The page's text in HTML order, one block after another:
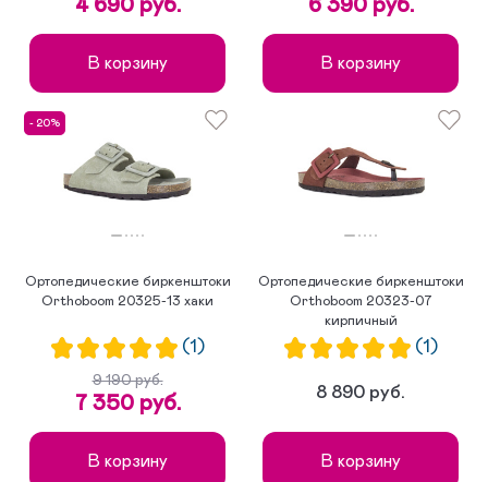
4 690 руб.
В корзину
6 390 руб.
В корзину
- 20%
Ортопедические биркенштоки
Orthoboom 20325-13 хаки
(1)
9 190 руб.
7 350 руб.
В корзину
Ортопедические биркенштоки
Orthoboom 20323-07
кирпичный
(1)
8 890 руб.
В корзину